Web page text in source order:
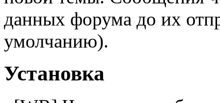
данных форума до их
умолчанию).
Установка